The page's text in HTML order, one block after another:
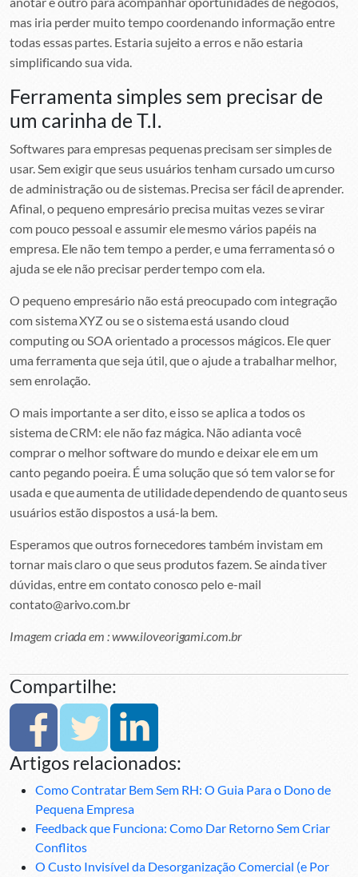
mas iria perder muito tempo coordenando informação entre
todas essas partes. Estaria sujeito a erros e não estaria
simplificando sua vida.
Ferramenta simples sem precisar de
um carinha de T.I.
Softwares para empresas pequenas precisam ser simples de
usar. Sem exigir que seus usuários tenham cursado um curso
de administração ou de sistemas. Precisa ser fácil de aprender.
Afinal, o pequeno empresário precisa muitas vezes se virar
com pouco pessoal e assumir ele mesmo vários papéis na
empresa. Ele não tem tempo a perder, e uma ferramenta só o
ajuda se ele não precisar perder tempo com ela.
O pequeno empresário não está preocupado com integração
com sistema XYZ ou se o sistema está usando cloud
computing ou SOA orientado a processos mágicos. Ele quer
uma ferramenta que seja útil, que o ajude a trabalhar melhor,
sem enrolação.
O mais importante a ser dito, e isso se aplica a todos os
sistema de CRM: ele não faz mágica. Não adianta você
comprar o melhor software do mundo e deixar ele em um
canto pegando poeira. É uma solução que só tem valor se for
usada e que aumenta de utilidade dependendo de quanto seus
usuários estão dispostos a usá-la bem.
Esperamos que outros fornecedores também invistam em
tornar mais claro o que seus produtos fazem. Se ainda tiver
dúvidas, entre em contato conosco pelo e-mail
contato@arivo.com.br
Imagem criada em : www.iloveorigami.com.br
Compartilhe:
Artigos relacionados:
Como Contratar Bem Sem RH: O Guia Para o Dono de
Pequena Empresa
Feedback que Funciona: Como Dar Retorno Sem Criar
Conflitos
O Custo Invisível da Desorganização Comercial (e Por